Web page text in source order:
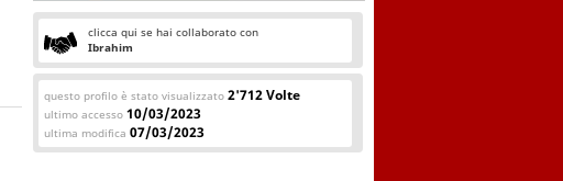
clicca qui se hai collaborato con
Ibrahim
questo profilo è stato visualizzato 2'712 Volte
ultimo accesso 10/03/2023
ultima modifica 07/03/2023